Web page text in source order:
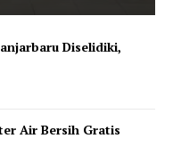
Diselidiki,
Air Bersih Gratis